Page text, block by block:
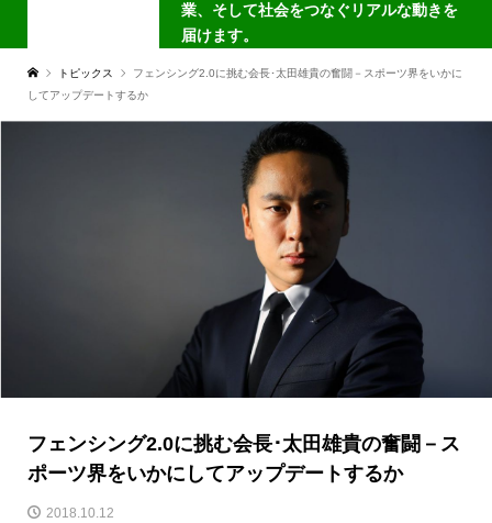
業、そして社会をつなぐリアルな動きを
届けます。
トピックス
フェンシング2.0に挑む会長･太田雄貴の奮闘－スポーツ界をいかに
してアップデートするか
フェンシング2.0に挑む会長･太田雄貴の奮闘－ス
ポーツ界をいかにしてアップデートするか
2018.10.12